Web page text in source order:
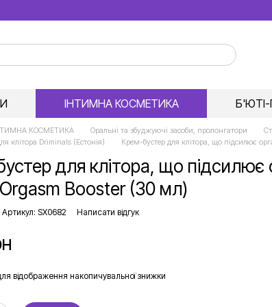
ІНТИМНА КОСМЕТИКА Б'ЮТІ-
КОСМЕТИКА Оральні та збуджуючі засоби, пролонгатори
клітора Driminals (Естонія)
Крем-бустер для клітора, що підсилює
для клітора, що підсилює
Booster (30 мл)
Артикул: SX0682 Написати відгук
відображення накопичувальної знижки